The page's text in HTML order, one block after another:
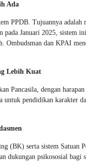
Ada
PPDB. Tujuannya adalah
pada Januari 2025, sistem
Ombudsman dan KPAI
Lebih Kuat
Pancasila, dengan
pendidikan karakter
(BK) serta sistem Satuan
dukungan psikososial bagi